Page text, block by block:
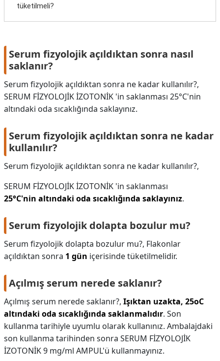
tüketilmeli?
Serum fizyolojik açıldıktan sonra nasıl
saklanır?
Serum fizyolojik açıldıktan sonra ne kadar kullanılır?,
SERUM FİZYOLOJİK İZOTONİK 'in saklanması 25°C'nin
altındaki oda sıcaklığında saklayınız.
Serum fizyolojik açıldıktan sonra ne kadar
kullanılır?
Serum fizyolojik açıldıktan sonra ne kadar kullanılır?,
SERUM FİZYOLOJİK İZOTONİK 'in saklanması
25°C'nin altındaki oda sıcaklığında saklayınız.
Serum fizyolojik dolapta bozulur mu?
Serum fizyolojik dolapta bozulur mu?, Flakonlar
açıldıktan sonra 1 gün içerisinde tüketilmelidir.
Açılmış serum nerede saklanır?
Açılmış serum nerede saklanır?, Işıktan uzakta, 25oC
altındaki oda sıcaklığında saklanmalıdır. Son
kullanma tarihiyle uyumlu olarak kullanınız. Ambalajdaki
son kullanma tarihinden sonra SERUM FİZYOLOJİK
İZOTONİK 9 mg/ml AMPUL'ü kullanmayınız.